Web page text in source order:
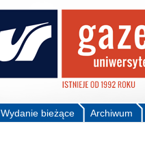
Archiwum
Wydanie bieżące